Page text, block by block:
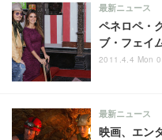
ペネロペ・
ブ・フェイ
最新ニュース
2011.4.4 Mon
映画、エン
最新ニュース